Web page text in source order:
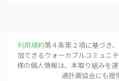
利用規約第４条第２項に基づき
加できるウォーカブルコミュニ
様の個人情報は、本取り組みを
通計画協会にも提